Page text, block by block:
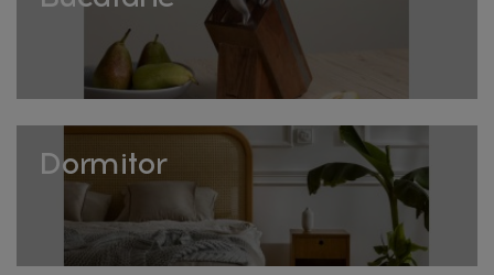
Tacâmuri de servire
Pe lângă tacâmurile individuale, colecția oferă și linguri și
furculițe mai mari, dedicate servirii preparatelor la masă,
Cum alegi tacâmurile potrivite
Pentru uz zilnic, alege un set simplu, rezistent la spălarea
frecventă, care își păstrează aspectul în timp. Pentru
Dormitor